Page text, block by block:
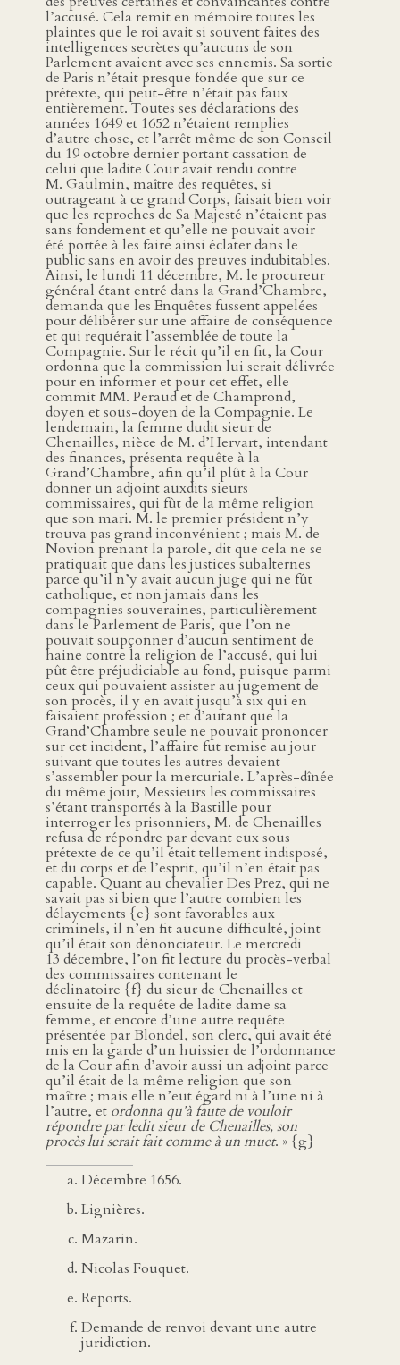
l’accusé. Cela remit en mémoire toutes les
plaintes que le roi avait si souvent faites des
intelligences secrètes qu’aucuns de son
Parlement avaient avec ses ennemis. Sa sortie
de Paris n’était presque fondée que sur ce
prétexte, qui peut-être n’était pas faux
entièrement. Toutes ses déclarations des
années 1649 et 1652 n’étaient remplies
d’autre chose, et l’arrêt même de son Conseil
du 19 octobre dernier portant cassation de
celui que ladite Cour avait rendu contre
M. Gaulmin, maître des requêtes, si
outrageant à ce grand Corps, faisait bien voir
que les reproches de Sa Majesté n’étaient pas
sans fondement et qu’elle ne pouvait avoir
été portée à les faire ainsi éclater dans le
public sans en avoir des preuves indubitables.
Ainsi, le lundi 11 décembre, M. le procureur
général étant entré dans la Grand’Chambre,
demanda que les Enquêtes fussent appelées
pour délibérer sur une affaire de conséquence
et qui requérait l’assemblée de toute la
Compagnie. Sur le récit qu’il en fit, la Cour
ordonna que la commission lui serait délivrée
pour en informer et pour cet effet, elle
commit MM. Peraud et de Champrond,
doyen et sous-doyen de la Compagnie. Le
lendemain, la femme dudit sieur de
Chenailles, nièce de M. d’Hervart, intendant
des finances, présenta requête à la
Grand’Chambre, afin qu’il plût à la Cour
donner un adjoint auxdits sieurs
commissaires, qui fût de la même religion
que son mari. M. le premier président n’y
trouva pas grand inconvénient ; mais M. de
Novion prenant la parole, dit que cela ne se
pratiquait que dans les justices subalternes
parce qu’il n’y avait aucun juge qui ne fût
catholique, et non jamais dans les
compagnies souveraines, particulièrement
dans le Parlement de Paris, que l’on ne
pouvait soupçonner d’aucun sentiment de
haine contre la religion de l’accusé, qui lui
pût être préjudiciable au fond, puisque parmi
ceux qui pouvaient assister au jugement de
son procès, il y en avait jusqu’à six qui en
faisaient profession ; et d’autant que la
Grand’Chambre seule ne pouvait prononcer
sur cet incident, l’affaire fut remise au jour
suivant que toutes les autres devaient
s’assembler pour la mercuriale. L’après-dînée
du même jour, Messieurs les commissaires
s’étant transportés à la Bastille pour
interroger les prisonniers, M. de Chenailles
refusa de répondre par devant eux sous
prétexte de ce qu’il était tellement indisposé,
et du corps et de l’esprit, qu’il n’en était pas
capable. Quant au chevalier Des Prez, qui ne
savait pas si bien que l’autre combien les
délayements {e} sont favorables aux
criminels, il n’en fit aucune difficulté, joint
qu’il était son dénonciateur. Le mercredi
13 décembre, l’on fit lecture du procès-verbal
des commissaires contenant le
déclinatoire {f} du sieur de Chenailles et
ensuite de la requête de ladite dame sa
femme, et encore d’une autre requête
présentée par Blondel, son clerc, qui avait été
mis en la garde d’un huissier de l’ordonnance
de la Cour afin d’avoir aussi un adjoint parce
qu’il était de la même religion que son
maître ; mais elle n’eut égard ni à l’une ni à
l’autre, et ordonna qu’à faute de vouloir
répondre par ledit sieur de Chenailles, son
procès lui serait fait comme à un muet. » {g}
Décembre 1656.
Lignières.
Mazarin.
Nicolas Fouquet.
Reports.
Demande de renvoi devant une autre
juridiction.